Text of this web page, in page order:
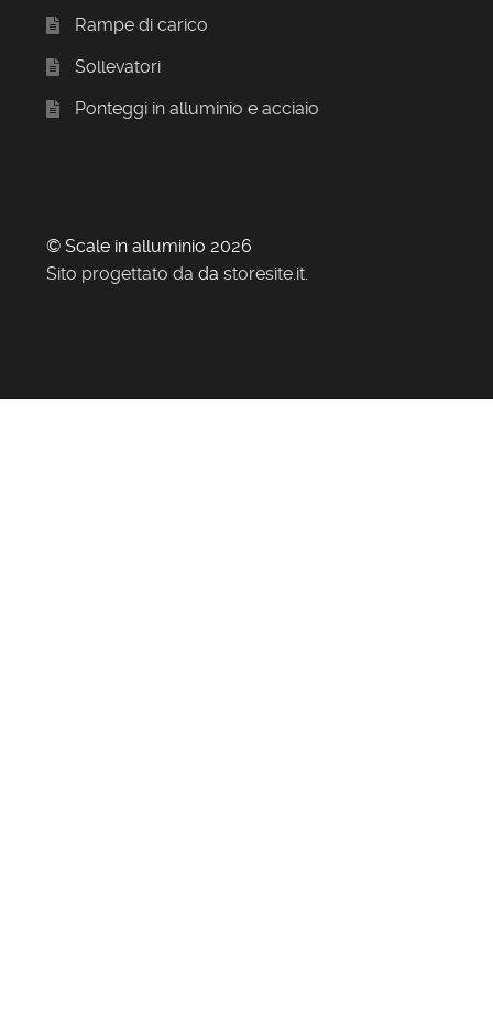
Rampe di carico
Sollevatori
Ponteggi in alluminio e acciaio
© Scale in alluminio 2026
Sito progettato da da storesite.it.